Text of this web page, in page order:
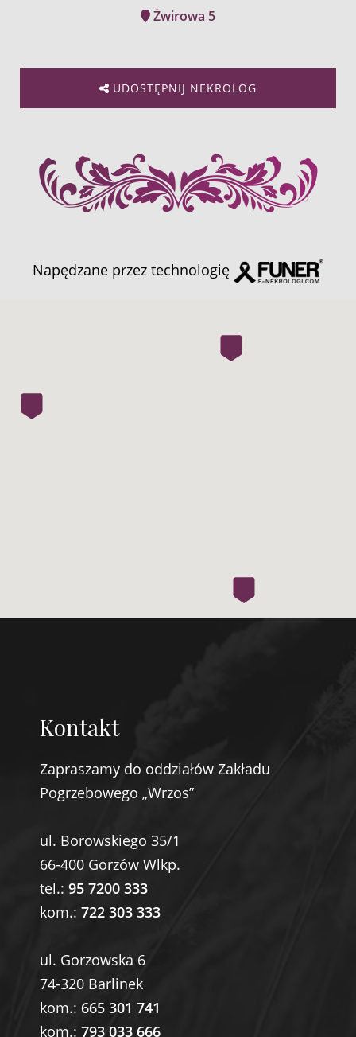
Żwirowa 5
UDOSTĘPNIJ NEKROLOG
Napędzane przez technologię
Kontakt
Zapraszamy do oddziałów Zakładu
Pogrzebowego „Wrzos”
ul. Borowskiego 35/1
66-400 Gorzów Wlkp.
tel.: 95 7200 333
kom.: 722 303 333
ul. Gorzowska 6
74-320 Barlinek
kom.: 665 301 741
kom.: 793 033 666